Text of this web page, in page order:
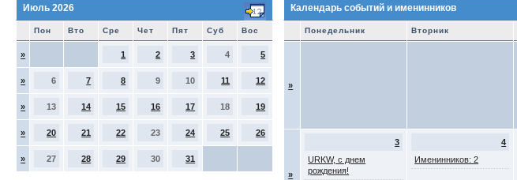
Июль 2026
Пон Вто Сре Чет Пят Суб Вос
» 1 2 3 4 5
» 6 7 8 9 10 11 12
» 13 14 15 16 17 18 19
» 20 21 22 23 24 25 26
» 27 28 29 30 31
Календарь событий и именинников
Понедельник Вторник
»
»
3
URKW, с днем
рождения!
4
Именинников: 2